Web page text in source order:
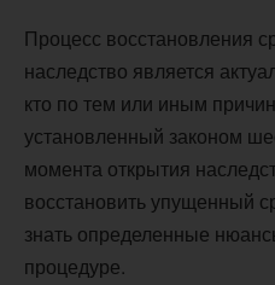
Процесс восстановления
наследство является
кто по тем или иным
установленный законом
момента открытия
восстановить упущенный
знать определенные
процедуре.